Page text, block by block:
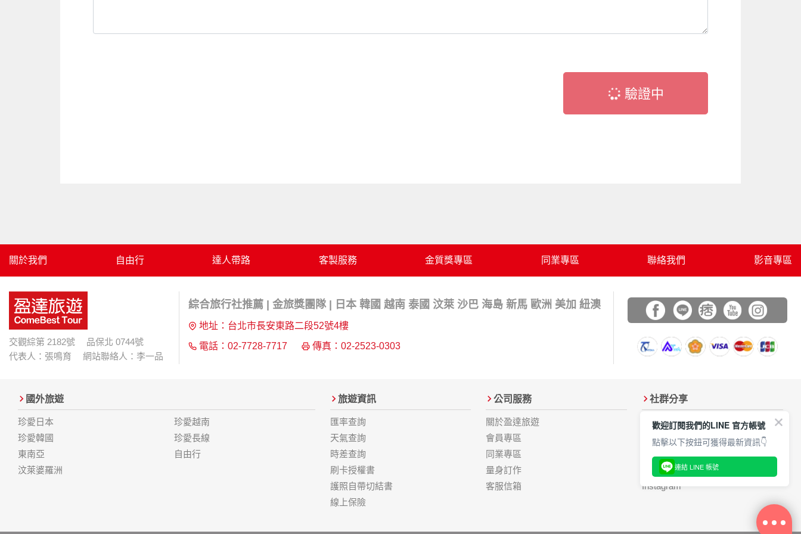
驗證中
關於我們 自由行 達人帶路 客製服務 金質獎專區 同業專區 聯絡我們 影音專區
交觀綜第 2182號 品保北 0744號
代表人：張鳴育 網站聯絡人：李一品
綜合旅行社推薦 | 金旅獎團隊 | 日本 韓國 越南 泰國 汶萊 沙巴 海島 新馬 歐洲 美加 紐澳
地址：台北市長安東路二段52號4樓
電話：02-7728-7717
傳真：02-2523-0303
國外旅遊
珍愛日本
珍愛韓國
東南亞
汶萊婆羅洲
珍愛越南
珍愛長線
自由行
旅遊資訊
匯率查詢
天氣查詢
時差查詢
刷卡授權書
護照自帶切結書
線上保險
公司服務
關於盈達旅遊
會員專區
同業專區
量身訂作
客服信箱
社群分享
加入Line好友
FB粉絲團
遊記分享
Instagram
歡迎訂閱我們的LINE 官方帳號
點擊以下按鈕可獲得最新資訊👇
連結 LINE 帳號